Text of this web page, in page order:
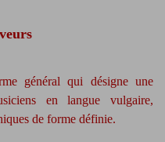
général qui désigne une
en langue vulgaire,
de forme définie.